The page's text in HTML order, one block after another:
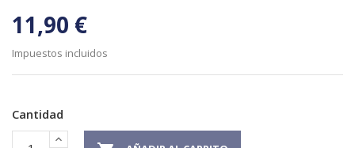
11,90 €
Impuestos incluidos
Cantidad